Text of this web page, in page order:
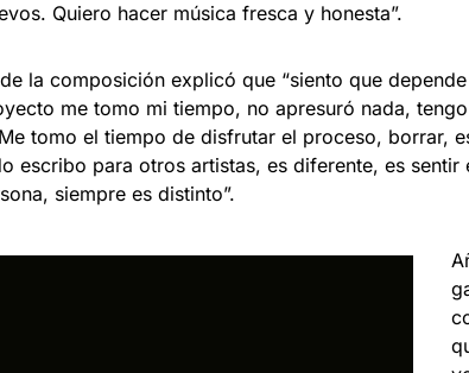
Quiero hacer música fresca y honesta”.
la composición explicó que “siento que
me tomo mi tiempo, no apresuró nada,
tomo el tiempo de disfrutar el proceso, borrar,
escribo para otros artistas, es diferente, es
siempre es distinto”.